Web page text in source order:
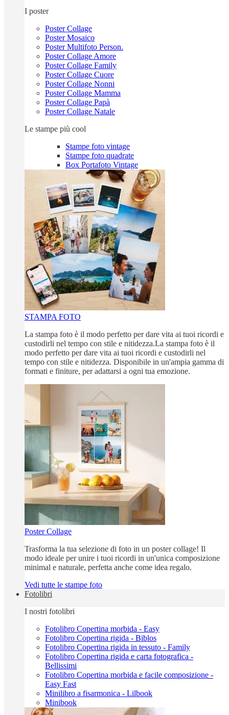
I poster
Poster Collage
Poster Mosaico
Poster Multifoto Person.
Poster Collage Amore
Poster Collage Family
Poster Collage Cuore
Poster Collage Nonni
Poster Collage Mamma
Poster Collage Papà
Poster Collage Natale
Le stampe più cool
Stampe foto vintage
Stampe foto quadrate
Box Portafoto Vintage
STAMPA FOTO
La stampa foto è il modo perfetto per dare vita ai tuoi ricordi e
custodirli nel tempo con stile e nitidezza.La stampa foto è il
modo perfetto per dare vita ai tuoi ricordi e custodirli nel
tempo con stile e nitidezza. Disponibile in un'ampia gamma di
formati e finiture, per adattarsi a ogni tua emozione.
Poster Collage
Trasforma la tua selezione di foto in un poster collage! Il
modo ideale per unire i tuoi ricordi in un'unica composizione
minimal e naturale, perfetta anche come idea regalo.
Vedi tutte le stampe foto
Fotolibri
I nostri fotolibri
Fotolibro Copertina morbida - Easy
Fotolibro Copertina rigida - Biblos
Fotolibro Copertina rigida in tessuto - Family
Fotolibro Copertina rigida e carta fotografica -
Bellissimi
Fotolibro Copertina morbida e facile composizione -
Easy Fast
Minilibro a fisarmonica - Lilbook
Minibook